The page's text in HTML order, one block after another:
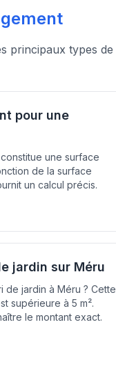
principaux types de
pour une
une surface
de la surface
un calcul précis.
jardin sur Méru
de jardin à Méru ? Cette
supérieure à 5 m².
le montant exact.